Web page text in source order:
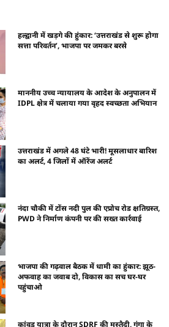
हल्द्वानी में खड़गे की हुंकार: ‘उत्तराखंड से शुरू होगा
सत्ता परिवर्तन’, भाजपा पर जमकर बरसे
माननीय उच्च न्यायालय के आदेश के अनुपालन में
IDPL क्षेत्र में चलाया गया वृहद स्वच्छता अभियान
उत्तराखंड में अगले 48 घंटे भारी! मूसलाधार बारिश
का अलर्ट, 4 जिलों में ऑरेंज अलर्ट
नंदा चौकी में टोंस नदी पुल की एप्रोच रोड क्षतिग्रस्त,
PWD ने निर्माण कंपनी पर की सख्त कार्रवाई
भाजपा की गढ़वाल बैठक में धामी का हुंकार: झूठ-
अफवाह का जवाब दो, विकास का सच घर-घर
पहुंचाओ
कांवड़ यात्रा के दौरान SDRF की मुस्तैदी, गंगा के